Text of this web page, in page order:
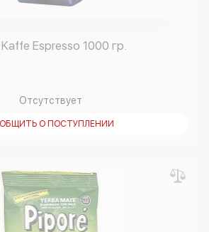
Kaffe Espresso 1000 гр.
Отсутствует
О ПОСТУПЛЕНИИ